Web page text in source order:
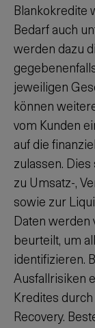
Blankokredite
Bedarf auch
werden dazu
jeweiligen
können
vom Kunden
auf die
zulassen.
zu Umsatz-,
sowie zur
Daten
beurteilt, um
identifizieren.
Ausfallrisiken
Kredites
Recovery.